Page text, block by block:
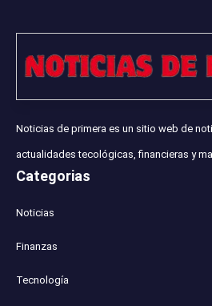
Noticias de primera es un sitio web de
actualidades tecológicas, financieras y
Categorias
Noticias
Finanzas
Tecnología